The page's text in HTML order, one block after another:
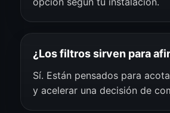
¿Los filtros sirven para
Sí. Están pensados para
y acelerar una decisión de